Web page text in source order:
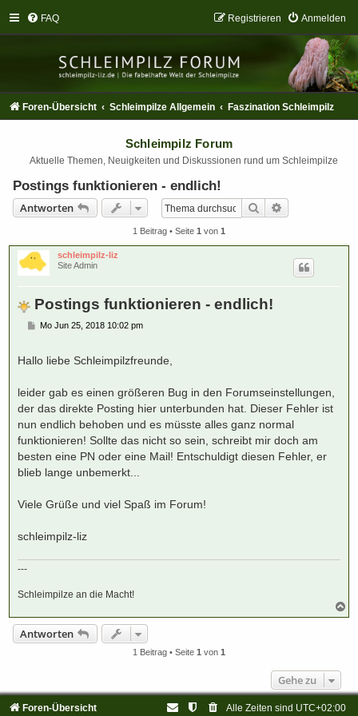
FAQ Anmelden
Registrieren
Foren-Übersicht Schleimpilze Allgemein Faszination Schleimpilz
Schleimpilz Forum
Aktuelle Themen, Neuigkeiten und Diskussionen rund um Schleimpilze
Postings funktionieren - endlich!
Antworten
Suche
1 Beitrag • Seite 1 von 1
schleimpilz-liz
Site Admin
Postings funktionieren - endlich!
B
t
r
Mo Jun 25, 2018 10:02 pm
Hallo liebe Schleimpilzfreunde,
leider gab es einen größeren Bug in den Forumseinstellungen,
der das direkte Posting hier unterbunden hat. Dieser Fehler ist
nun endlich behoben und es müsste alles ganz normal
funktionieren! Sollte das nicht so sein, schreibt mir doch am
besten eine PN oder eine Mail! Entschuldigt diesen Fehler, er
blieb lange unbemerkt...
Viele Grüße und viel Spaß im Forum!
schleimpilz-liz
---
Schleimpilze an die Macht!
a
Antworten
1 Beitrag • Seite 1 von 1
Gehe zu
Foren-Übersicht Alle Zeiten sind UTC+02:00